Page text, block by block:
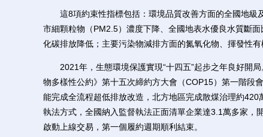
這8項約束性指標包括：環境品質改善方面的全國地級
市細顆粒物（PM2.5）濃度下降、全國地表水優良水質斷
化碳排放降低；主要污染物減排方面的氮氧化物、揮發性
2021年，生態環境保護實現“十四五”起步之年良好開局
物多樣性公約》第十五次締約方大會（COP15）第一階段
能完成全流程超低排放改造，北方地區完成散煤治理約
執法方式，全國納入監督執法正面清單企業達3.1萬多家，
啟動上線交易，第一個履約週期順利結束。